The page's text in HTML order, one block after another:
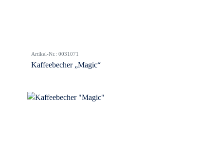
Artikel-Nr.: 0031071
Kaffeebecher „Magic“